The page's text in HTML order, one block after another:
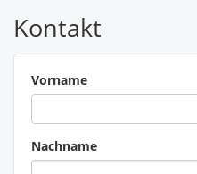
Kontakt
Vorname
Nachname